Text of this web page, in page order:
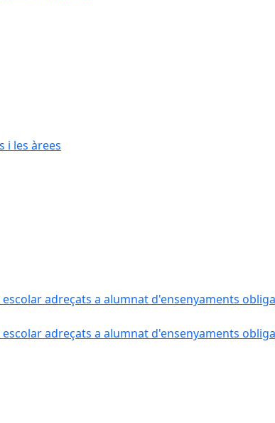
i les àrees
adreçats a alumnat d'ensenyaments
adreçats a alumnat d'ensenyaments